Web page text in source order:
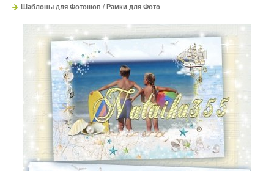
Шаблоны для Фотошоп / Рамки для Фото